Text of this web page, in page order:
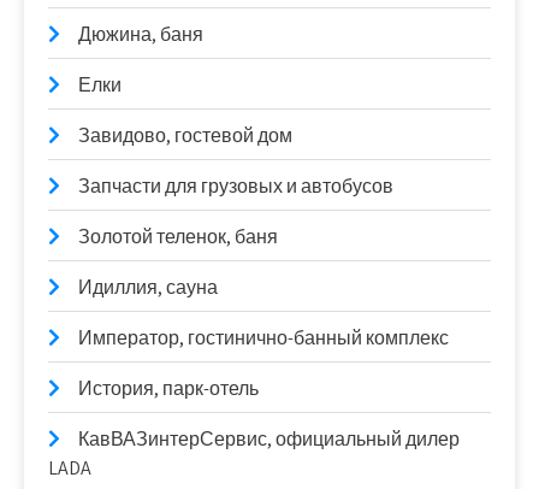
Дюжина, баня
Елки
Завидово, гостевой дом
Запчасти для грузовых и автобусов
Золотой теленок, баня
Идиллия, сауна
Император, гостинично-банный комплекс
История, парк-отель
КавВАЗинтерСервис, официальный дилер
LADA